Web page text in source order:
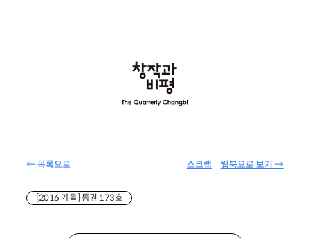
← 목록으로 웹북으로 보기 →
스크랩
[2016 가을] 통권 173호